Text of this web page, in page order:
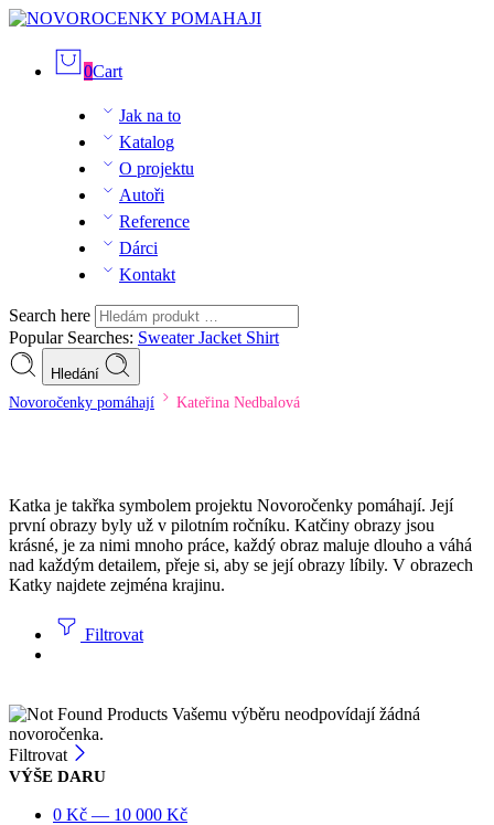
0Cart
Jak na to
Katalog
O projektu
Autoři
Reference
Dárci
Kontakt
Search here
Popular Searches: SweaterJacket Shirt
Hledání
Novoročenky pomáhají Kateřina Nedbalová
Katka je takřka symbolem projektu Novoročenky pomáhají. Její
první obrazy byly už v pilotním ročníku. Katčiny obrazy jsou
krásné, je za nimi mnoho práce, každý obraz maluje dlouho a váhá
nad každým detailem, přeje si, aby se její obrazy líbily. V obrazech
Katky najdete zejména krajinu.
Filtrovat
Vašemu výběru neodpovídají žádná
novoročenka.
Filtrovat
VÝŠE DARU
0 Kč — 10 000 Kč